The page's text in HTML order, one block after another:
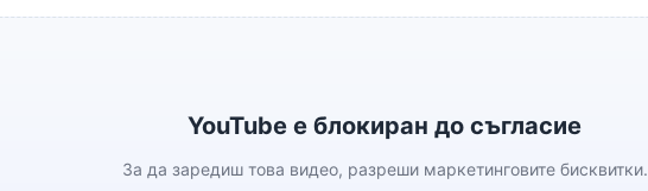
YouTube е блокиран до съгласие
За да заредиш това видео, разреши маркетинговите бисквитки.